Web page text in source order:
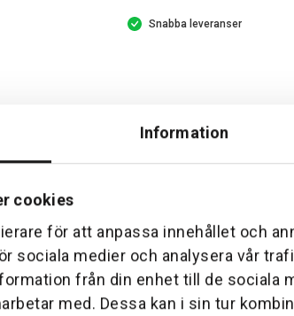
Information
cookies
för att anpassa innehållet och
sociala medier och analysera vår
från din enhet till de sociala
med. Dessa kan i sin tur
Snabba leveranser
Hemleverans
till din dörr. Oavsett storlek.
Över
Företaget
sedan